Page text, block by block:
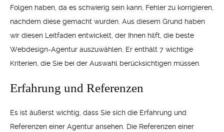
Folgen haben, da es schwierig sein kann, Fehler zu korrigieren,
nachdem diese gemacht wurden. Aus diesem Grund haben
wir diesen Leitfaden entwickelt, der Ihnen hilft, die beste
Webdesign-Agentur auszuwählen. Er enthält 7 wichtige
Kriterien, die Sie bei der Auswahl berücksichtigen müssen.
Erfahrung und Referenzen
Es ist äußerst wichtig, dass Sie sich die Erfahrung und
Referenzen einer Agentur ansehen. Die Referenzen einer